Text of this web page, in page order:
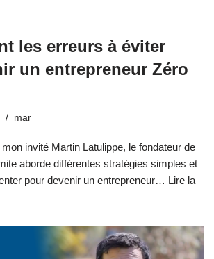
les erreurs à éviter
un entrepreneur Zéro
mar
invité Martin Latulippe, le fondateur de
aborde différentes stratégies simples et
pour devenir un entrepreneur… Lire la